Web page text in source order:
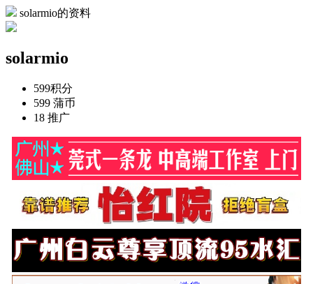
solarmio的资料
solarmio
599积分
599 蒲币
18 推广